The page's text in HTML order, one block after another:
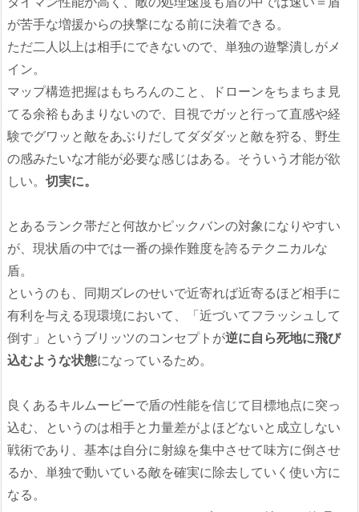
が苦手な増援からの挟撃になる前に決着できる。
ただ二人以上は相手にできないので、単独の遊撃潰しがメ
イン。
マップ構造把握はもちろんのこと、ドローンをちまちま見
てる余裕もあまりないので、目視でガッと行って直感や経
験でグワッと敵をあぶりだしてダダダッと敵を狩る、野生
の感みたいな才能が必要な感じはある。そういう才能が欲
しい。 切実に。
とあるランク帯だと何故かピックバンの対象になりやすい
が、現状盾の中では一番の操作難度を誇るテクニカルな
盾。
というのも、同期ズレのせいで近寄れば近寄るほど相手に
有利を与える現環境において、「近づいてフラッシュして
倒す」というブリッツのコンセプトが逆に自ら死地に飛び
込むような状態になっているため。
良くあるキルムービーで盾の性能を信じて目標地点に突っ
込む、というのは相手と力量差がよほどないと成立しない
戦術であり、基本は自分に射線を集中させて味方に倒させ
るか、単独で動いている敵を確実に除去していく使い方に
なる。